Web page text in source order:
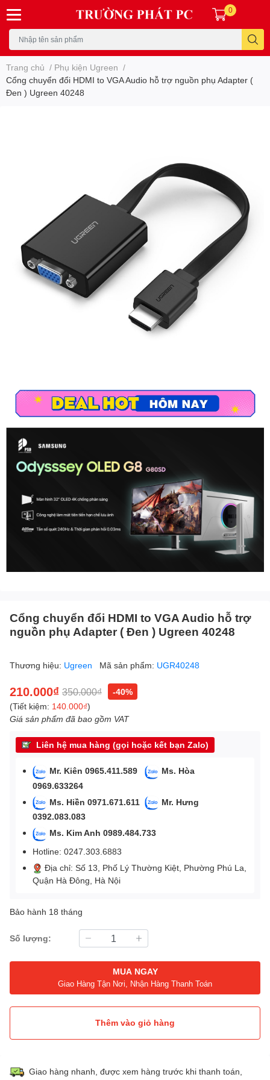
0
Trang chủ / Phụ kiện Ugreen /
Cổng chuyển đổi HDMI to VGA Audio hỗ trợ nguồn phụ Adapter (
Đen ) Ugreen 40248
Cổng chuyển đổi HDMI to VGA Audio hỗ trợ
nguồn phụ Adapter ( Đen ) Ugreen 40248
Thương hiệu: Ugreen Mã sản phẩm: UGR40248
210.000₫ 350.000₫
-40%
(Tiết kiệm: 140.000₫)
Giá sản phẩm đã bao gồm VAT
Liên hệ mua hàng (gọi hoặc kết bạn Zalo)
Mr. Kiên 0965.411.589
Ms. Hòa
0969.633264
Ms. Hiền 0971.671.611
Mr. Hưng
0392.083.083
Ms. Kim Anh 0989.484.733
Hotline: 0247.303.6883
Địa chỉ: Số 13, Phố Lý Thường Kiệt, Phường Phú La,
Quận Hà Đông, Hà Nội
Bảo hành 18 tháng
Số lượng:
MUA NGAY
Giao Hàng Tận Nơi, Nhận Hàng Thanh Toán
Thêm vào giỏ hàng
Giao hàng nhanh, được xem hàng trước khi thanh toán,